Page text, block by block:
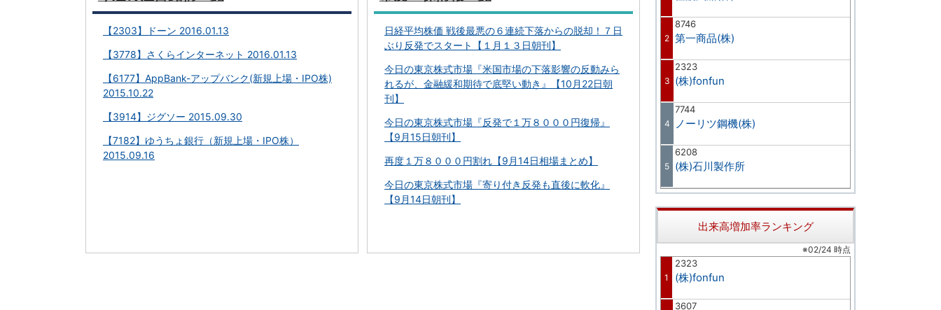
【2303】ドーン 2016.01.13
【3778】さくらインターネット 2016.01.13
【6177】AppBank-アップバンク(新規上場・IPO株)
2015.10.22
【3914】ジグソー 2015.09.30
【7182】ゆうちょ銀行（新規上場・IPO株）
2015.09.16
日経平均株価 戦後最悪の６連続下落からの脱却！７日
ぶり反発でスタート【１月１３日朝刊】
今日の東京株式市場『米国市場の下落影響の反動みら
れるが、金融緩和期待で底堅い動き』【10月22日朝
刊】
今日の東京株式市場『反発で１万８０００円復帰』
【9月15日朝刊】
再度１万８０００円割れ【9月14日相場まとめ】
今日の東京株式市場『寄り付き反発も直後に軟化』
【9月14日朝刊】
2
8746
第一商品(株)
3
2323
(株)fonfun
4
7744
ノーリツ鋼機(株)
5
6208
(株)石川製作所
出来高増加率ランキング
※02/24 時点
1
2323
(株)fonfun
3607